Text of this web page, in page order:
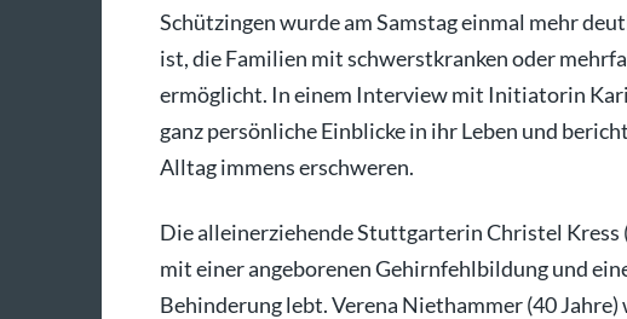
Schützingen wurde am Samstag einmal mehr
ist, die Familien mit schwerstkranken oder
ermöglicht. In einem Interview mit Initiatorin
ganz persönliche Einblicke in ihr Leben und
Alltag immens erschweren.
Die alleinerziehende Stuttgarterin Christel Kress
mit einer angeborenen Gehirnfehlbildung und
Behinderung lebt. Verena Niethammer (40